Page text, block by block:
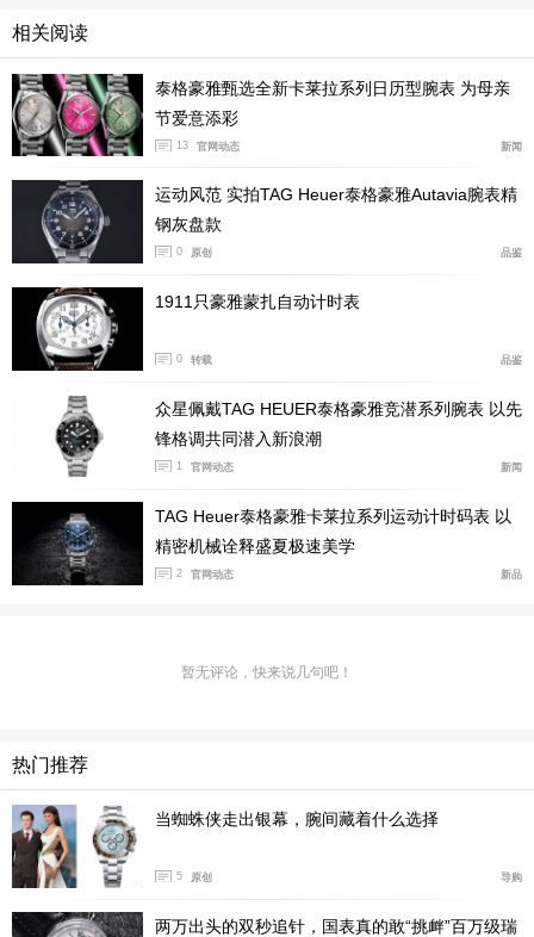
我相信很多朋友看到表冠在左侧的腕表，都会习惯认
为这款表是只左撇子，但实际上，初代这么做是为了告诉
大家我是自动的，无需每天为我手动上弦，所以历史上那
些左侧表冠的摩纳哥虽说机芯可能不是最先进的，但价值
往往都会比右侧表冠的更高！
除了外观，全新摩纳哥最具意义的升级，莫过于终于
用上了泰格豪雅自制的TH20-11自动计时机芯，不得不承
相关阅读
泰格豪雅甄选全新卡莱拉系列日历型腕表 为母亲
节爱意添彩
13 官网动态 新闻
运动风范 实拍TAG Heuer泰格豪雅Autavia腕表精
钢灰盘款
0 原创 品鉴
1911只豪雅蒙扎自动计时表
0 转载 品鉴
众星佩戴TAG HEUER泰格豪雅竞潜系列腕表 以先
锋格调共同潜入新浪潮
1 官网动态 新闻
TAG Heuer泰格豪雅卡莱拉系列运动计时码表 以
精密机械诠释盛夏极速美学
2 官网动态 新品
暂无评论，快来说几句吧！
热门推荐
当蜘蛛侠走出银幕，腕间藏着什么选择
5 原创 导购
两万出头的双秒追针，国表真的敢“挑衅”百万级瑞